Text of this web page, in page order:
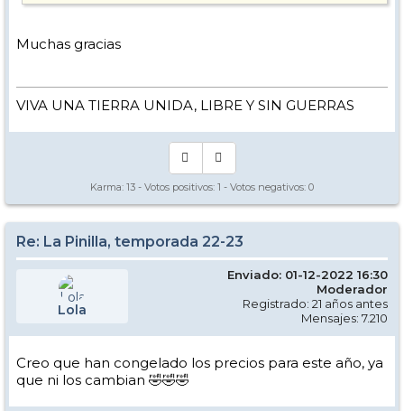
Muchas gracias
VIVA UNA TIERRA UNIDA, LIBRE Y SIN GUERRAS
Karma: 13 - Votos positivos: 1 - Votos negativos: 0
Re: La Pinilla, temporada 22-23
Lola
Enviado: 01-12-2022 16:30
Moderador
Registrado: 21 años antes
Mensajes: 7.210
Creo que han congelado los precios para este año, ya
que ni los cambian 🤣🤣🤣